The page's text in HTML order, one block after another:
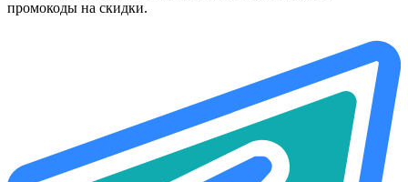
промокоды на скидки.